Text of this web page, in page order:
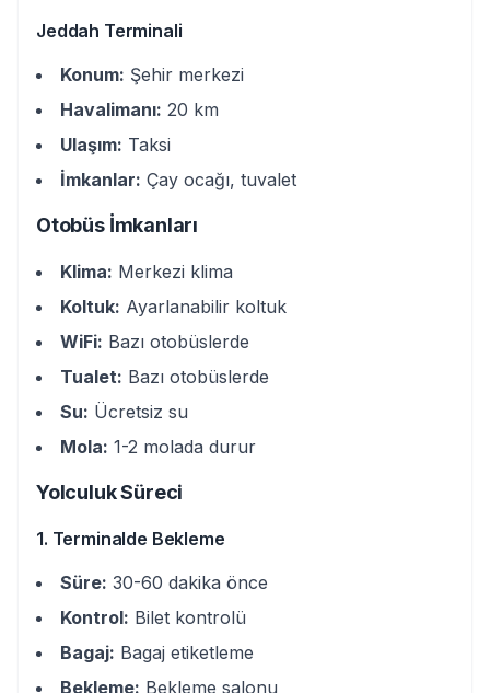
Jeddah Terminali
Konum: Şehir merkezi
Havalimanı: 20 km
Ulaşım: Taksi
İmkanlar: Çay ocağı, tuvalet
Otobüs İmkanları
Klima: Merkezi klima
Koltuk: Ayarlanabilir koltuk
WiFi: Bazı otobüslerde
Tualet: Bazı otobüslerde
Su: Ücretsiz su
Mola: 1-2 molada durur
Yolculuk Süreci
1. Terminalde Bekleme
Süre: 30-60 dakika önce
Kontrol: Bilet kontrolü
Bagaj: Bagaj etiketleme
Bekleme: Bekleme salonu